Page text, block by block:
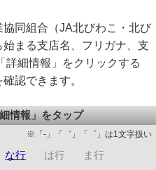
同組合（JA北びわこ・北び
まる支店名、フリガナ、支
詳細情報」をクリックする
認できます。
情報」をタップ
※「-」「゛」「゜」は1文字扱い
な行 は行
ま行